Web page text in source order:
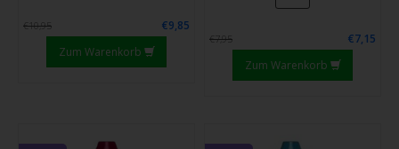
€10,95
€9,85
Zum Warenkorb
€7,95
€7,15
Zum Warenkorb